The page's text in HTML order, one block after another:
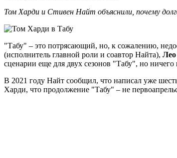
Том Харди и Стивен Найт объяснили, почему
"Табу" – это потрясающий, но, к сожалению,
(исполнитель главной роли и соавтор Найта),
сценарии еще для двух сезонов "Табу", но
В 2021 году Найт сообщил, что написал уже
Харди, что продолжение "Табу" – не